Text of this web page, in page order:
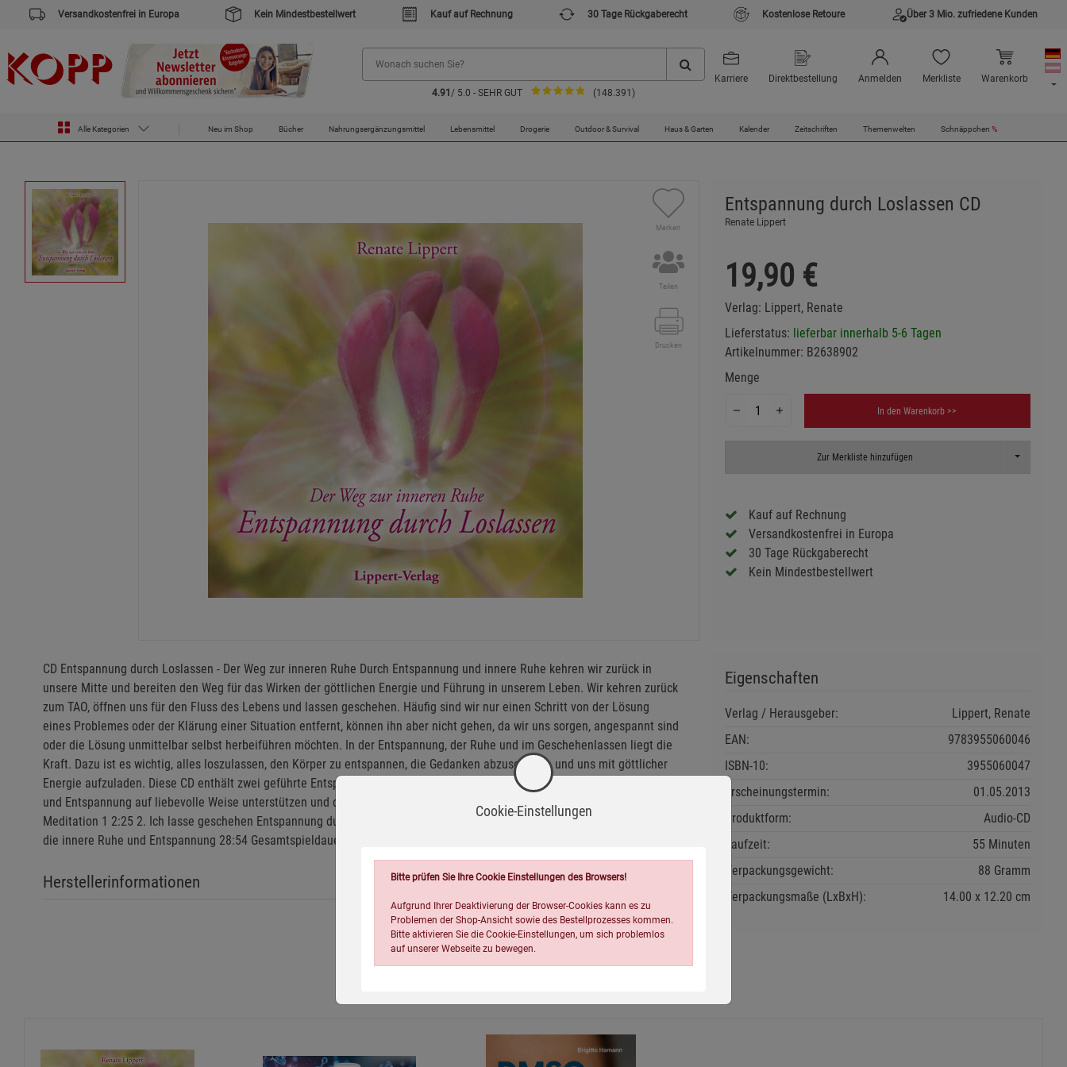
Versandkostenfrei in Europa Kein Mindestbestellwert Kauf auf Rechnung 30 Tage Rückgaberecht Kostenlose Retoure Über 3 Mio. zufriedene Kunden
4.91 / 5.0 - SEHR GUT (148.391)
Karriere Direktbestellung Anmelden Merkliste Warenkorb
Alle Kategorien Neu im Shop Bücher Nahrungsergänzungsmittel Lebensmittel Drogerie Outdoor & Survival Haus & Garten Kalender Zeitschriften Themenwelten Schnäppchen %
Merken
Teilen
Drucken
Entspannung durch Loslassen CD
Renate Lippert
19,90 €
Verlag: Lippert, Renate
Lieferstatus: lieferbar innerhalb 5-6 Tagen
Artikelnummer: B2638902
Menge
In den Warenkorb >>
Zur Merkliste hinzufügen Toggle
Kauf auf Rechnung
Versandkostenfrei in Europa
30 Tage Rückgaberecht
Kein Mindestbestellwert
CD Entspannung durch Loslassen - Der Weg zur inneren Ruhe Durch Entspannung und innere Ruhe kehren wir zurück in
unsere Mitte und bereiten den Weg für das Wirken der göttlichen Energie und Führung in unserem Leben. Wir kehren zurück
zum TAO, öffnen uns für den Fluss des Lebens und lassen geschehen. Häufig sind wir nur einen Schritt von der Lösung
eines Problemes oder der Klärung einer Situation entfernt, können ihn aber nicht gehen, da wir uns sorgen, angespannt sind
oder die Lösung unmittelbar selbst herbeiführen möchten. In der Entspannung, der Ruhe und im Geschehenlassen liegt die
Kraft. Dazu ist es wichtig, alles loszulassen, den Körper zu entspannen, die Gedanken abzuschalten und uns mit göttlicher
Energie aufzuladen. Diese CD enthält zwei geführte Entspannungs-Meditationen, welche die Rückkehr in die innere Ruhe
und Entspannung auf liebevolle Weise unterstützen und die göttliche Anbindung intensivieren. Inhalt: 1. Einleitung
Meditation 1 2:25 2. Ich lasse geschehen Entspannung durch Loslassen 21:59 3. Einleitung Meditation 2 0:59 4. Einkehr in
die innere Ruhe und Entspannung 28:54 Gesamtspieldauer: 54:26 Autorin und Sprecherin: Renate Lippert
Herstellerinformationen
Eigenschaften
Verlag / Herausgeber:
Lippert, Renate
EAN:
9783955060046
ISBN-10:
3955060047
Erscheinungstermin:
01.05.2013
Produktform:
Audio-CD
Laufzeit:
55 Minuten
Verpackungsgewicht:
88 Gramm
Verpackungsmaße (LxBxH):
14.00 12.20 cm
Cookie-Einstellungen
Bitte prüfen Sie Ihre Cookie Einstellungen des Browsers!
Aufgrund Ihrer Deaktivierung der Browser-Cookies kann es zu
Problemen der Shop-Ansicht sowie des Bestellprozesses kommen.
Bitte aktivieren Sie die Cookie-Einstellungen, um sich problemlos
auf unserer Webseite zu bewegen.